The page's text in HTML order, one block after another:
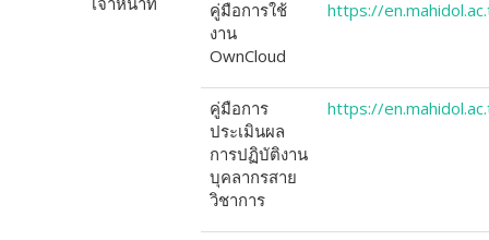
คู่มือการใช้
งาน
OwnCloud
https://
คู่มือการ
ประเมินผล
การปฏิบัติงาน
บุคลากรสาย
วิชาการ
https://